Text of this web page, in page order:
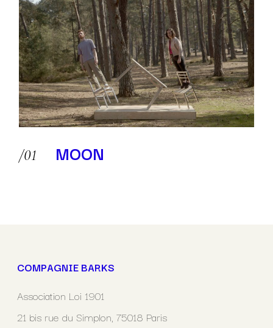
MOON
COMPAGNIE BARKS
Association Loi 1901
21 bis rue du Simplon, 75018 Paris